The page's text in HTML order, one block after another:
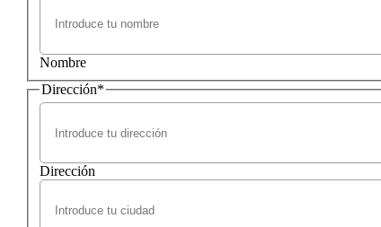
Nombre
Dirección*
Dirección